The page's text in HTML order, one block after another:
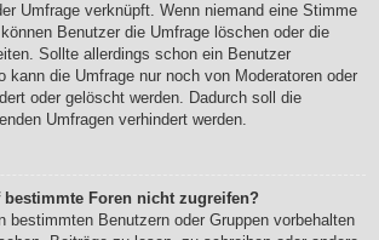
Umfrage verknüpft. Wenn niemand eine Stimme
Benutzer die Umfrage löschen oder die
Sollte allerdings schon ein Benutzer
kann die Umfrage nur noch von Moderatoren oder
oder gelöscht werden. Dadurch soll die
Umfragen verhindert werden.
Foren nicht zugreifen?
bestimmten Benutzern oder Gruppen vorbehalten